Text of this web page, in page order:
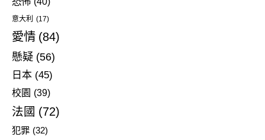
意大利 (17)
愛情 (84)
懸疑 (56)
日本 (45)
校園 (39)
法國 (72)
犯罪 (32)